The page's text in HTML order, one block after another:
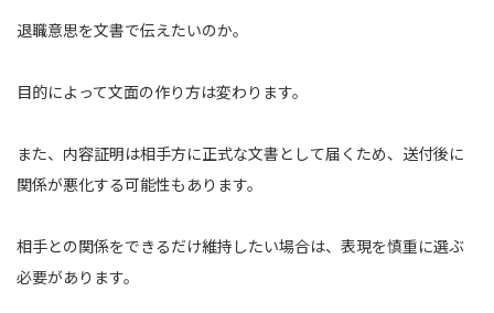
退職意思を文書で伝えたいのか。
目的によって文面の作り方は変わります。
また、内容証明は相手方に正式な文書として届くため、送付後に
関係が悪化する可能性もあります。
相手との関係をできるだけ維持したい場合は、表現を慎重に選ぶ
必要があります。